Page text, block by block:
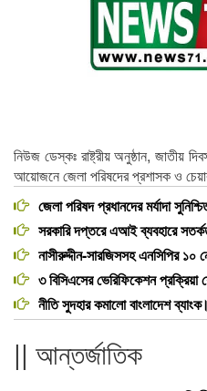
নিউজ ডেস্কঃ রাষ্ট্রীয় অনুষ্ঠান, জাতীয়
আয়োজনে জেলা পরিষদের প্রশাসক ও
জেলা পরিষদ প্রধানদের মর্যাদা
সরকারি দপ্তরে এআই ব্যবহারে
নাসীরুদ্দীন-সারজিসসহ এনসিপির ১০
৩ বিসিএসের ভেরিফিকেশন
নীতি সুদহার কমালো বাংলাদেশ
|| আন্তর্জাতিক